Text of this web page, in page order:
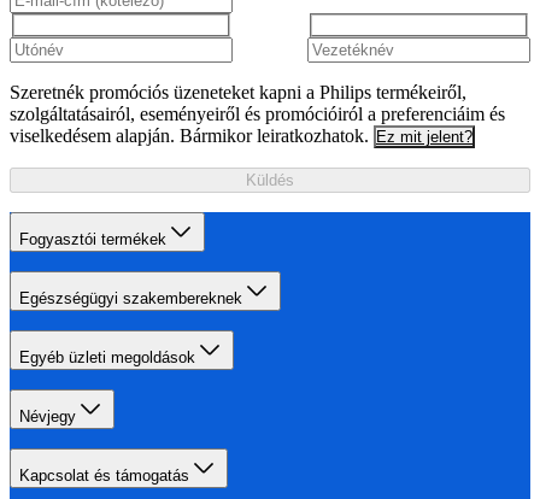
Szeretnék promóciós üzeneteket kapni a Philips termékeiről,
szolgáltatásairól, eseményeiről és promócióiról a preferenciáim és
viselkedésem alapján. Bármikor leiratkozhatok. Ez mit jelent?
Küldés
Fogyasztói termékek
Egészségügyi szakembereknek
Egyéb üzleti megoldások
Névjegy
Kapcsolat és támogatás